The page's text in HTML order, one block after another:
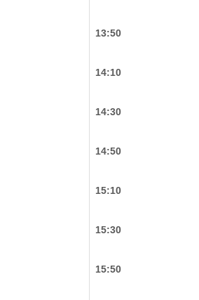
13:50
14:10
14:30
14:50
15:10
15:30
15:50